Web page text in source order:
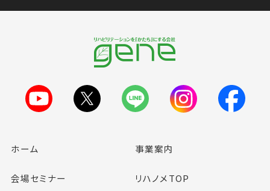
ホーム 事業案内
会場セミナー リハノメTOP